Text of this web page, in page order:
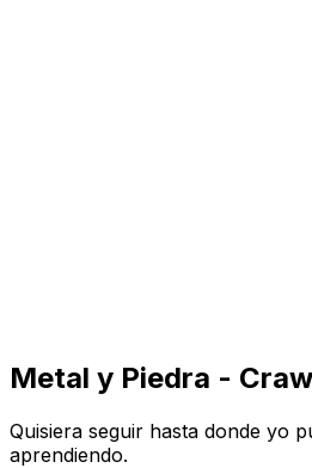
Metal y Piedra -
Quisiera seguir hasta donde yo
aprendiendo.